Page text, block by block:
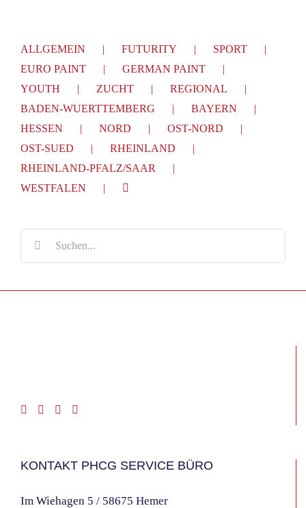
ALLGEMEIN FUTURITY
SPORT
EURO PAINT
GERMAN PAINT
YOUTH
ZUCHT
REGIONAL
BADEN-WUERTTEMBERG
BAYERN
HESSEN
NORD
OST-NORD
OST-SUED
RHEINLAND
RHEINLAND-PFALZ/SAAR
WESTFALEN
Suche
nach:
KONTAKT PHCG SERVICE BÜRO
Im Wiehagen 5 / 58675 Hemer